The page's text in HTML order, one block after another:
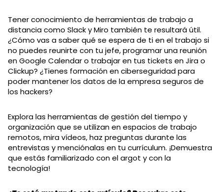
Tener conocimiento de herramientas de trabajo a
distancia como Slack y Miro también te resultará útil.
¿Cómo vas a saber qué se espera de ti en el trabajo si
no puedes reunirte con tu jefe, programar una reunión
en Google Calendar o trabajar en tus tickets en Jira o
Clickup? ¿Tienes formación en ciberseguridad para
poder mantener los datos de la empresa seguros de
los hackers?
Explora las herramientas de gestión del tiempo y
organización que se utilizan en espacios de trabajo
remotos, mira vídeos, haz preguntas durante las
entrevistas y menciónalas en tu currículum. ¡Demuestra
que estás familiarizado con el argot y con la
tecnología!